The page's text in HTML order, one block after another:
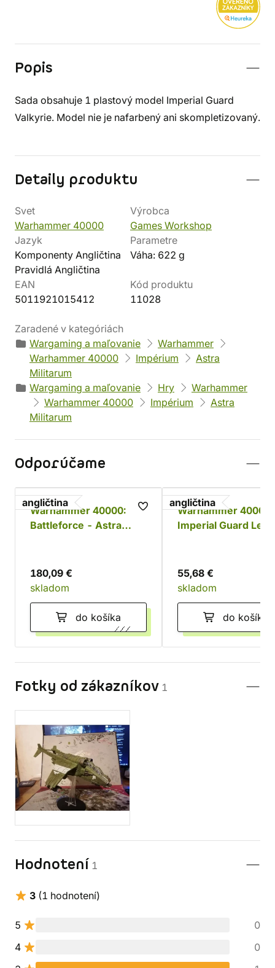
Popis
Sada obsahuje 1 plastový model Imperial Guard
Valkyrie. Model nie je nafarbený ani skompletizovaný.
Detaily produktu
Svet
Warhammer 40000
Výrobca
Games Workshop
Jazyk
Komponenty Angličtina
Pravidlá Angličtina
Parametre
Váha: 622 g
EAN
5011921015412
Kód produktu
11028
Zaradené v kategóriách
Wargaming a maľovanie
Warhammer
Warhammer 40000
Impérium
Astra
Militarum
Wargaming a maľovanie
Hry
Warhammer
Warhammer 40000
Impérium
Astra
Militarum
Odporúčame
angličtina
Warhammer 40000:
Battleforce - Astra
180,09 €
skladom
do košíka
angličtina
Warhammer 40000:
Imperial Guard
55,68 €
skladom
do košíka
Fotky od zákazníkov 1
Hodnotení 1
3 (1 hodnotení)
5
0
4
0